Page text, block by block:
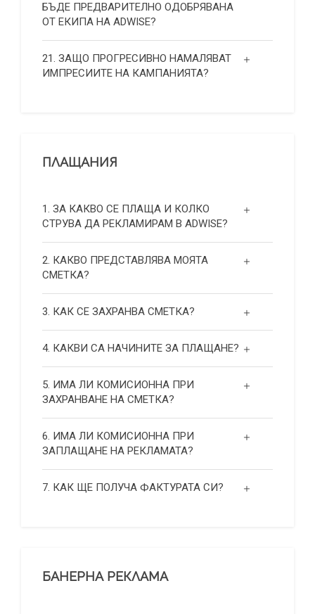
БЪДЕ ПРЕДВАРИТЕЛНО ОДОБРЯВАНА
ОТ ЕКИПА НА ADWISE?
21. ЗАЩО ПРОГРЕСИВНО НАМАЛЯВАТ
ИМПРЕСИИТЕ НА КАМПАНИЯТА?
ПЛАЩАНИЯ
1. ЗА КАКВО СЕ ПЛАЩА И КОЛКО
СТРУВА ДА РЕКЛАМИРАМ В ADWISE?
2. КАКВО ПРЕДСТАВЛЯВА МОЯТА
СМЕТКА?
3. КАК СЕ ЗАХРАНВА СМЕТКА?
4. КАКВИ СА НАЧИНИТЕ ЗА ПЛАЩАНЕ?
5. ИМА ЛИ КОМИСИОННА ПРИ
ЗАХРАНВАНЕ НА СМЕТКА?
6. ИМА ЛИ КОМИСИОННА ПРИ
ЗАПЛАЩАНЕ НА РЕКЛАМАТА?
7. КАК ЩЕ ПОЛУЧА ФАКТУРАТА СИ?
БАНЕРНА РЕКЛАМА